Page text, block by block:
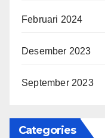
Februari 2024
Desember 2023
September 2023
Categories